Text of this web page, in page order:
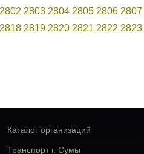
2802 2803 2804 2805 2806 2807
2818 2819 2820 2821 2822 2823
Каталог организаций
Транспорт г. Сумы